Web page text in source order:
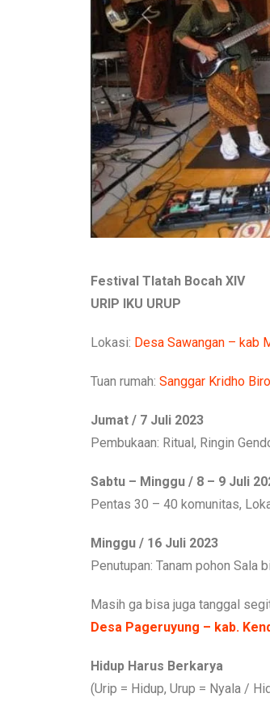
Festival Tlatah Bocah XIV
URIP IKU URUP
Lokasi: Desa Sawangan – kab
Tuan rumah: Sanggar Kridho
Jumat / 7 Juli 2023
Pembukaan: Ritual, Ringin
Sabtu – Minggu / 8 – 9 Juli
Pentas 30 – 40 komunitas,
Minggu / 16 Juli 2023
Penutupan: Tanam pohon Sala
Masih ga bisa juga tanggal
Desa Pageruyung – kab.
Hidup Harus Berkarya
(Urip = Hidup, Urup = Nyala /